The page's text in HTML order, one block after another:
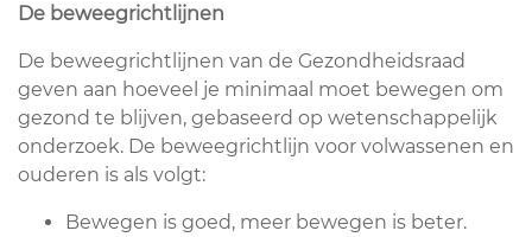
De beweegrichtlijnen
De beweegrichtlijnen van de Gezondheidsraad
geven aan hoeveel je minimaal moet bewegen om
gezond te blijven, gebaseerd op wetenschappelijk
onderzoek. De beweegrichtlijn voor volwassenen en
ouderen is als volgt:
Bewegen is goed, meer bewegen is beter.